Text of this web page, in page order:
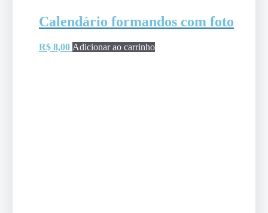
Calendário formandos com foto
R$8,00 Adicionar ao carrinho